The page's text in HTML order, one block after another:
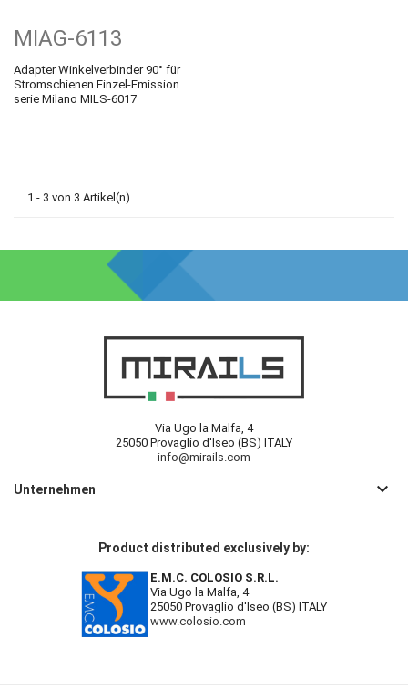
MIAG-6113
Adapter Winkelverbinder 90° für
Stromschienen Einzel-Emission
serie Milano MILS-6017
1 - 3 von 3 Artikel(n)
Via Ugo la Malfa, 4
25050 Provaglio d'Iseo (BS) ITALY
info@mirails.com
Unternehmen keyboard_arrow_down
Product distributed exclusively by:
E.M.C. COLOSIO S.R.L.
Via Ugo la Malfa, 4
25050 Provaglio d'Iseo (BS) ITALY
www.colosio.com